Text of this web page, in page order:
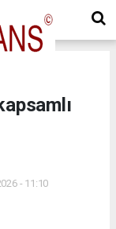
- 11:10